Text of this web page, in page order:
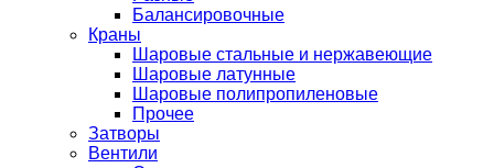
Балансировочные
Краны
Шаровые стальные и нержавеющие
Шаровые латунные
Шаровые полипропиленовые
Прочее
Затворы
Вентили